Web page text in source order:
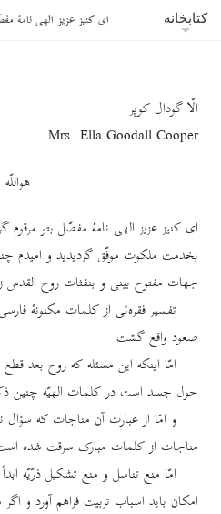
کتابخانه ای کنیز عزیز الهی نامۀ
الّا گودال کوپر
Mrs. Ella Goodall Cooper
هواللّه
ای کنیز عزیز الهی نامۀ مفصّل بتو مرقوم
بخدمت ملکوت موفّق گردیدید و امیدم
جهات مفتوح بینی و بنفثات روح القدس
تفسیر فقره‌ئی از کلمات مکنونۀ
صعود واقع گشت
امّا اینکه این مسئله که روح بعد
حول جسد است در کلمات الهیّه چنین
و امّا از عبارت آن مناجات که
مناجات از کلمات مبارک سرقت شده
امّا منع تناسل و منع تشکیل ذرّیّه
امکان باید اسباب تربیت فراهم آورد و